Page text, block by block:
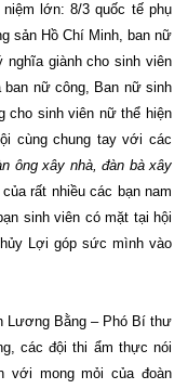
lớn: 8/3 quốc tế phụ
sản Hồ Chí Minh, ban nữ
giành cho sinh viên
nữ công, Ban nữ sinh
cho sinh viên nữ thể hiện
cùng chung tay với các
ông xây nhà, đàn bà xây
rất nhiều các bạn nam
sinh viên có mặt tại hội
Lợi góp sức mình vào
Lương Bằng – Phó Bí thư
các đội thi ẩm thực nói
với mong mỏi của đoàn